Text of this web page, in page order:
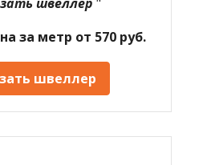
за метр от 570 руб.
швеллер